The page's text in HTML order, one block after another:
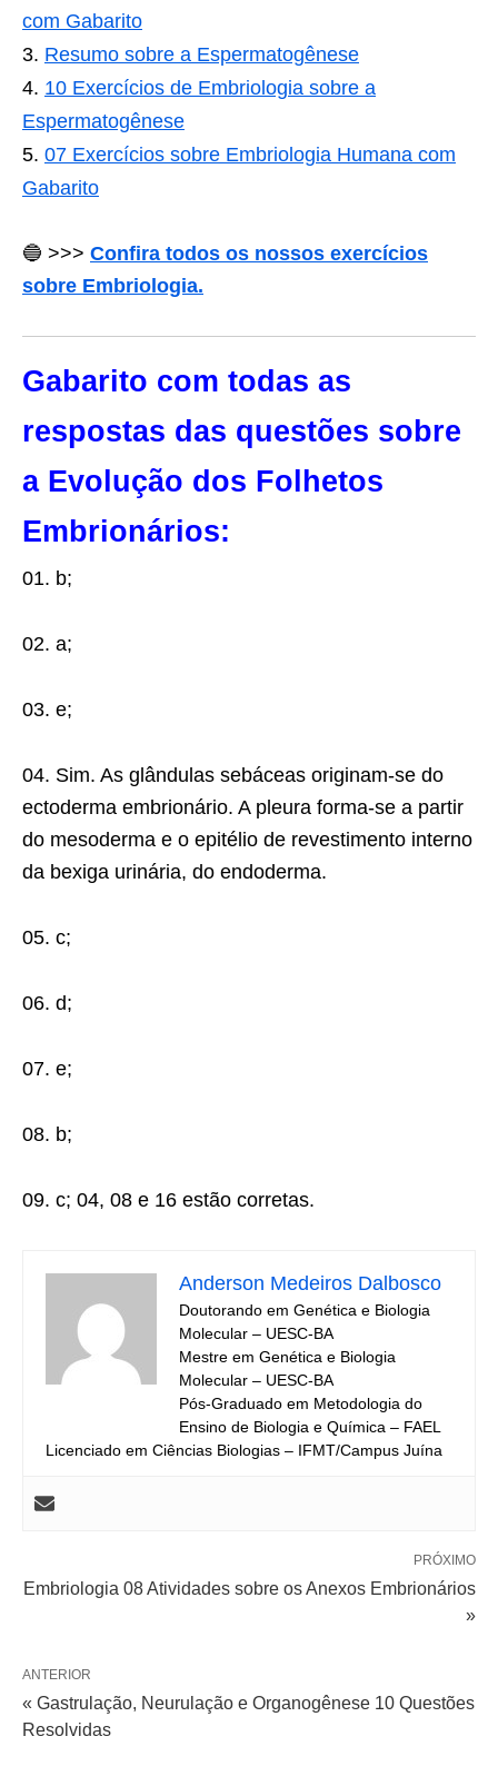
com Gabarito
Resumo sobre a Espermatogênese
10 Exercícios de Embriologia sobre a
Espermatogênese
07 Exercícios sobre Embriologia Humana com
Gabarito
🔵 >>> Confira todos os nossos exercícios
sobre Embriologia.
Gabarito com todas as
respostas das questões sobre
a Evolução dos Folhetos
Embrionários:
01. b;
02. a;
03. e;
04. Sim. As glândulas sebáceas originam-se do
ectoderma embrionário. A pleura forma-se a partir
do mesoderma e o epitélio de revestimento interno
da bexiga urinária, do endoderma.
05. c;
06. d;
07. e;
08. b;
09. c; 04, 08 e 16 estão corretas.
Anderson Medeiros Dalbosco
Doutorando em Genética e Biologia
Molecular – UESC-BA
Mestre em Genética e Biologia
Molecular – UESC-BA
Pós-Graduado em Metodologia do
Ensino de Biologia e Química – FAEL
Licenciado em Ciências Biologias – IFMT/Campus Juína
PRÓXIMO
Embriologia 08 Atividades sobre os Anexos Embrionários
»
ANTERIOR
« Gastrulação, Neurulação e Organogênese 10 Questões
Resolvidas